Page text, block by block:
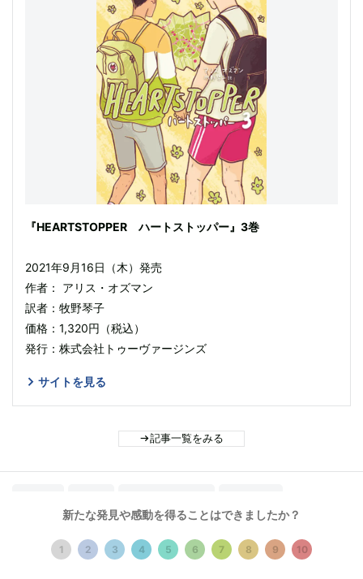
『HEARTSTOPPER ハートストッパー』3巻
2021年9月16日（木）発売
作者： アリス・オズマン
訳者：牧野琴子
価格：1,320円（税込）
発行：株式会社トゥーヴァージンズ
サイトを見る
記事一覧をみる
#Movie/Drama #ユーロス・リン #Baby Queen
新たな発見や感動を得ることはできましたか？
1 2 3 4 5 6 7 8 9 10